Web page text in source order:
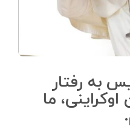
به رفتار
اوکراینی، ما